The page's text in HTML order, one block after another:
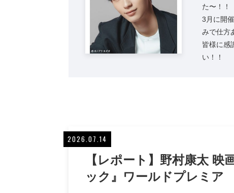
た〜！！
3月に開
みで仕方
皆様に感
い！！
2026.07.14
【レポート】野村康太 映
ック』ワールドプレミア